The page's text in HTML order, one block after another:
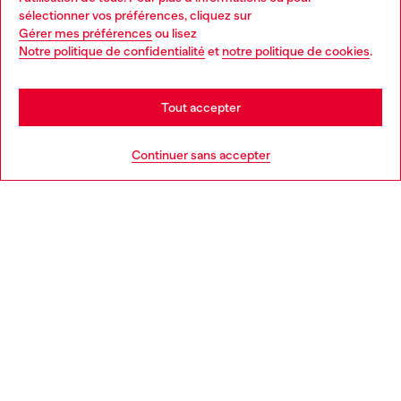
sélectionner vos préférences, cliquez sur
Gérer mes préférences ou lisez
Notre politique de confidentialitéet notre politique de cookies.
Continuer sans accepter
Tout accepter
En savoir plus
Choose your location
You are currently browsing France website, but it seems you
may be based in United States